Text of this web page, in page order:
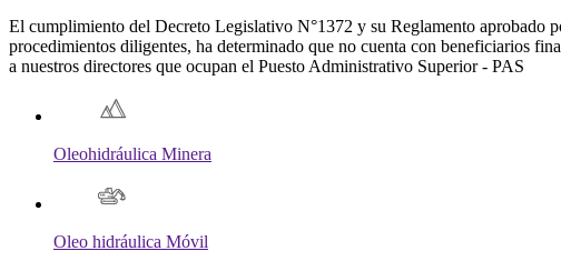
El cumplimiento del Decreto Legislativo N°1372 y su Reglamento aprobado
procedimientos diligentes, ha determinado que no cuenta con beneficiarios
a nuestros directores que ocupan el Puesto Administrativo Superior - PAS
Oleohidráulica Minera
Oleo hidráulica Móvil